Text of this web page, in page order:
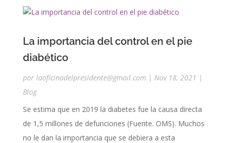
La importancia del control en el pie
diabético
por laoficinadelpresidente@gmail.com| Nov 18, 2021 |
Blog
Se estima que en 2019 la diabetes fue la causa directa
de 1,5 millones de defunciones (Fuente. OMS). Muchos
no le dan la importancia que se debiera a esta